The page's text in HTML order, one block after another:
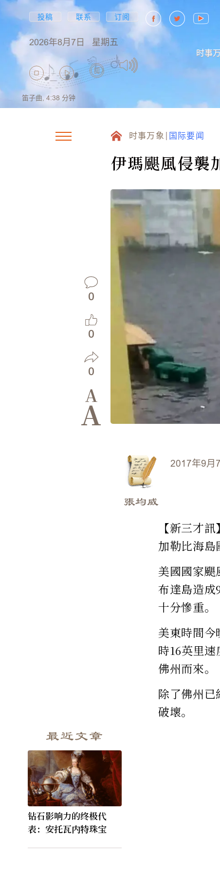
投稿 联系 订阅
2026年8月7日 星期五
时事
笛子曲, 4:38 分钟
时事万象 国际要闻
伊瑪颶風侵襲
0
0
0
A
A
最近文章
钻石影响力的终极代
表：安托瓦内特珠宝
2017年9月
張均威
【新三才
加勒比海島
美國國家
布達島造成
十分慘重。
美東時間
時16英里
佛州而來。
除了佛州
破壞。